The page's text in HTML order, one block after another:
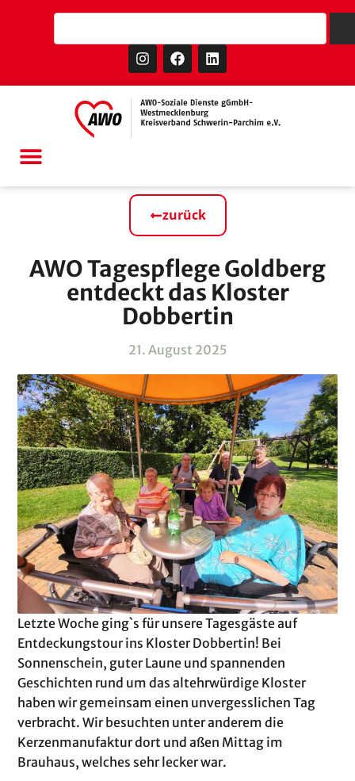
zurück
AWO Tagespflege Goldberg
entdeckt das Kloster
Dobbertin
21. August 2025
Letzte Woche ging`s für unsere Tagesgäste auf
Entdeckungstour ins Kloster Dobbertin! Bei
Sonnenschein, guter Laune und spannenden
Geschichten rund um das altehrwürdige Kloster
haben wir gemeinsam einen unvergesslichen Tag
verbracht. Wir besuchten unter anderem die
Kerzenmanufaktur dort und aßen Mittag im
Brauhaus, welches sehr lecker war.